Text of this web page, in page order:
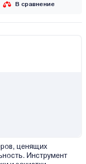
В сравнение
ценящих
Инструмент